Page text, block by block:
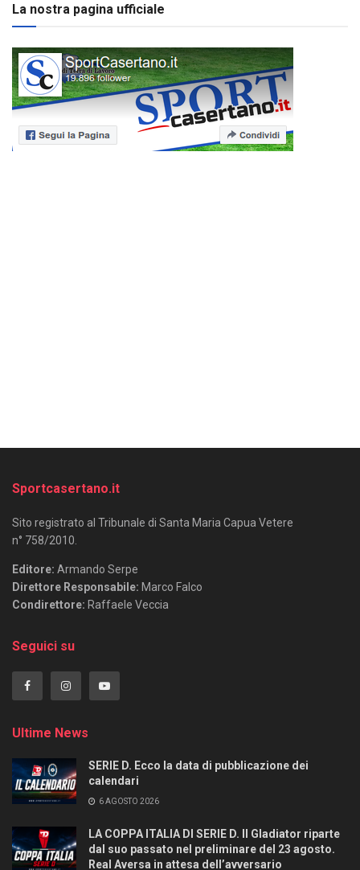
La nostra pagina ufficiale
Sportcasertano.it
Sito registrato al Tribunale di Santa Maria Capua Vetere
n° 758/2010.
Editore: Armando Serpe
Direttore Responsabile: Marco Falco
Condirettore: Raffaele Veccia
Seguici su
Ultime News
SERIE D. Ecco la data di pubblicazione dei
calendari
6 AGOSTO 2026
LA COPPA ITALIA DI SERIE D. Il Gladiator riparte
dal suo passato nel preliminare del 23 agosto.
Real Aversa in attesa dell’avversario